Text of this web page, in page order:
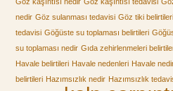
Göz kaşıntısı nedir Göz kaşıntısı tedavisi
nedir Göz sulanması tedavisi Göz tiki belirtileri
tedavisi Göğüste su toplaması belirtileri
su toplaması nedir Gıda zehirlenmeleri
Havale belirtileri Havale nedenleri Havale
belirtileri Hazımsızlık nedir Hazımsızlık